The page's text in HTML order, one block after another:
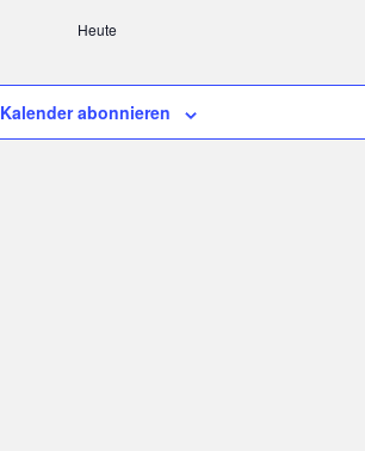
Heute
Kalender abonnieren